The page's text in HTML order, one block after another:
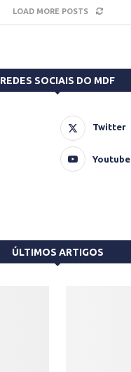
LOAD MORE POSTS
REDES SOCIAIS DO MDF
Twitter
Youtube
ÚLTIMOS ARTIGOS